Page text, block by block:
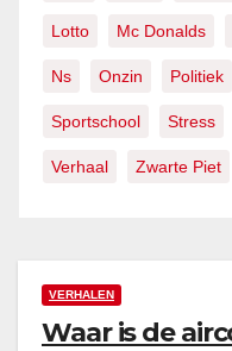
Lotto Mc Donalds
Ns Onzin Politiek
Sportschool Stress
Verhaal Zwarte Piet
VERHALEN
Waar is de